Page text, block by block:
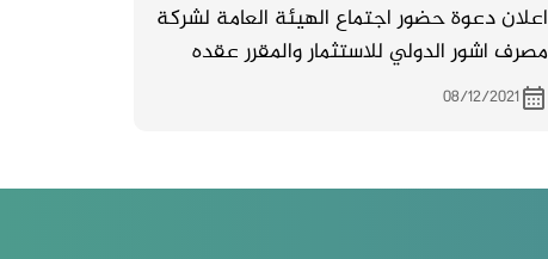
اعلان دعوة حضور اجتماع الهيئة العامة لشركة
مصرف اشور الدولي للاستثمار والمقرر عقده
بتاريخ 25/12/202108/12/2021